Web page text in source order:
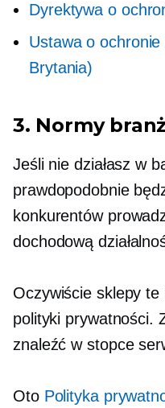
Dyrektywa o
Ustawa o
Brytania)
3. Normy
Jeśli nie działasz w
prawdopodobnie
konkurentów
dochodową
Oczywiście sklepy te
polityki prywatności.
znaleźć w stopce
Oto Polityka